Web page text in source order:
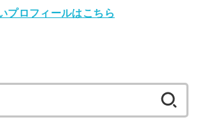
プロフィールはこちら
索: